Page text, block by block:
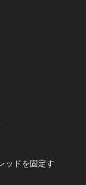
ッドを固定す